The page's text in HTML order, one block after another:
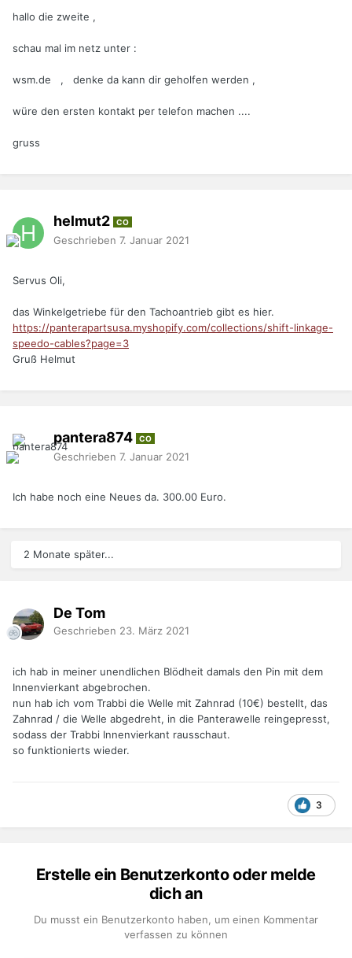
hallo die zweite ,
schau mal im netz unter :
wsm.de , denke da kann dir geholfen werden ,
würe den ersten kontakt per telefon machen ....
gruss
helmut2 CO
Geschrieben 7. Januar 2021
Servus Oli,
das Winkelgetriebe für den Tachoantrieb gibt es hier.
https://panterapartsusa.myshopify.com/collections/shift-linkage-
speedo-cables?page=3
Gruß Helmut
pantera874 CO
Geschrieben 7. Januar 2021
Ich habe noch eine Neues da. 300.00 Euro.
2 Monate später...
De Tom
Geschrieben 23. März 2021
ich hab in meiner unendlichen Blödheit damals den Pin mit dem
Innenvierkant abgebrochen.
nun hab ich vom Trabbi die Welle mit Zahnrad (10€) bestellt, das
Zahnrad / die Welle abgedreht, in die Panterawelle reingepresst,
sodass der Trabbi Innenvierkant rausschaut.
so funktionierts wieder.
3
Erstelle ein Benutzerkonto oder melde
dich an
Du musst ein Benutzerkonto haben, um einen Kommentar
verfassen zu können